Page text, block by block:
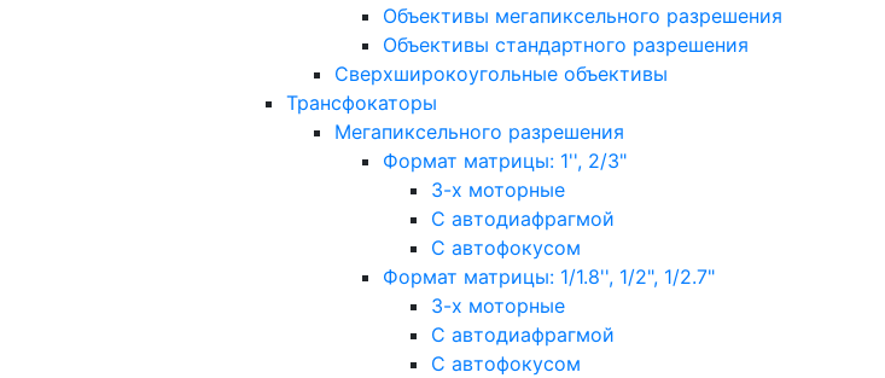
Объективы мегапиксельного разрешения
Объективы стандартного разрешения
Сверхширокоугольные объективы
Трансфокаторы
Мегапиксельного разрешения
Формат матрицы: 1'', 2/3"
3-х моторные
С автодиафрагмой
С автофокусом
Формат матрицы: 1/1.8'', 1/2", 1/2.7"
3-х моторные
С автодиафрагмой
С автофокусом